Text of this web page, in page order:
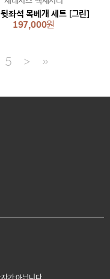
좌석 목베개 세트 [그린]
197,000원
5 ＞ ≫